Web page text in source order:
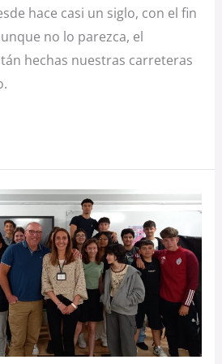
hace casi un siglo, con el fin
no lo parezca, el
hechas nuestras carreteras